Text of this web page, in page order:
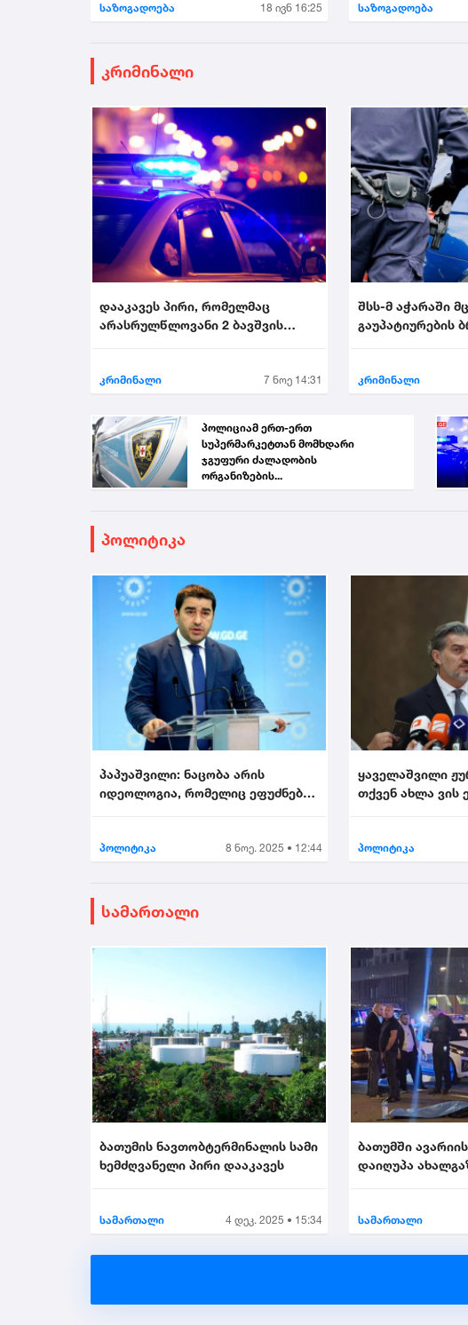
საზოგადოება 18 ივნ 16:25 საზოგადოება
კრიმინალი
დააკავეს პირი, რომელმაც
არასრულწლოვანი 2 ბავშვის
კრიმინალი 7 ნოე 14:31
შსს-მ აჭარაში
გაუპატიურების
კრიმინალი
პოლიციამ ერთ-ერთ
სუპერმარკეტთან მომხდარი
ჯგუფური ძალადობის
ორგანიზების...
პოლიტიკა
პაპუაშვილი: ნაცობა არის
იდეოლოგია, რომელიც ეფუძნება
პოლიტიკა 8 ნოე. 2025 • 12:44
ყაველაშვილი
თქვენ ახლა ვის
პოლიტიკა
სამართალი
ბათუმის ნავთობტერმინალის სამი
ხემძღვანელი პირი დააკავეს
სამართალი 4 დეკ. 2025 • 15:34
ბათუმში
დაიღუპა
სამართალი